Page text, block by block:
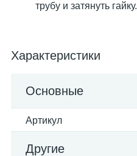
трубу и затянуть гайку.
Характеристики
Основные
Артикул
Другие